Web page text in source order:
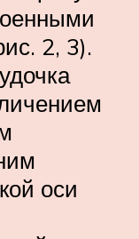
2, 3).
оси